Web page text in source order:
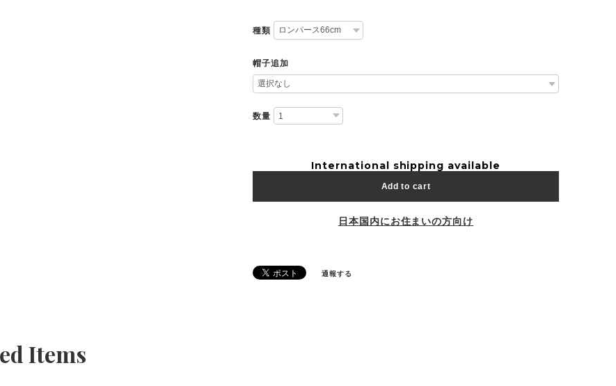
種類
帽子追加
数量
International shipping available
Add to cart
日本国内にお住まいの方向け
通報する
Items